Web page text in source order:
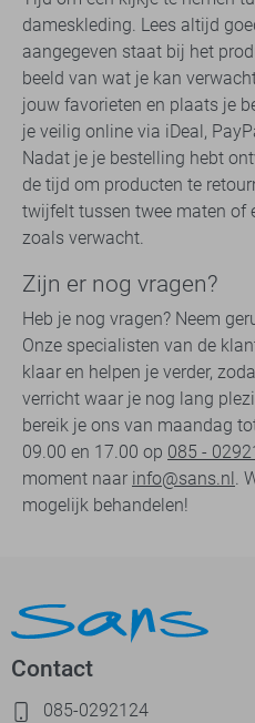
dameskleding. Lees altijd
aangegeven staat bij het
beeld van wat je kan
jouw favorieten en plaats je
je veilig online via iDeal,
Nadat je je bestelling hebt
de tijd om producten te
twijfelt tussen twee maten of
zoals verwacht.
Zijn er nog vragen?
Heb je nog vragen? Neem
Onze specialisten van de
klaar en helpen je verder,
verricht waar je nog lang
bereik je ons van maandag
09.00 en 17.00 op 085 -
moment naar info@sans.nl.
mogelijk behandelen!
Contact
085-0292124